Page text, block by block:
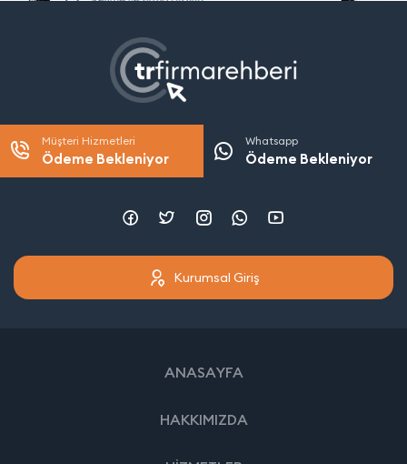
Müşteri Hizmetleri
Ödeme Bekleniyor
Whatsapp
Ödeme Bekleniyor
Kurumsal Giriş
ANASAYFA
HAKKIMIZDA